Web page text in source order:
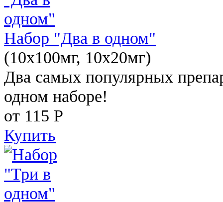
Набор "Два в одном"
(10x100мг, 10x20мг)
Два самых популярных
одном наборе!
от 115 Р
Купить